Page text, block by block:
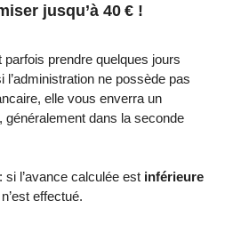
jusqu’à 40 € !
parfois prendre quelques jours
l’administration ne possède pas
elle vous enverra un
généralement dans la seconde
l’avance calculée est inférieure
effectué.